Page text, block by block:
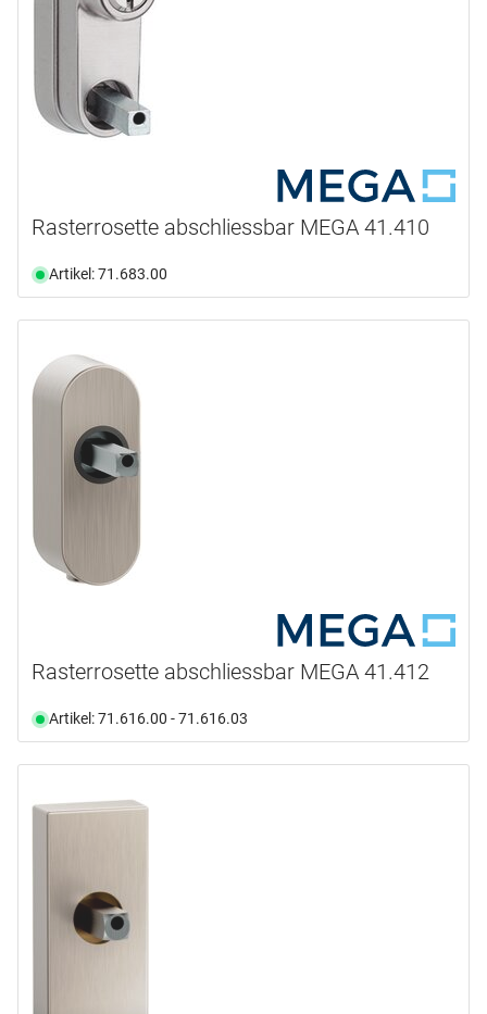
Rasterrosette abschliessbar MEGA 41.410
Artikel: 71.683.00
Rasterrosette abschliessbar MEGA 41.412
Artikel: 71.616.00 - 71.616.03